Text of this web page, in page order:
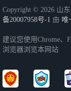
Copyright © 2026 山
备20007958号-1 由 唯
建议您使用Chrome、
浏览器浏览本网站